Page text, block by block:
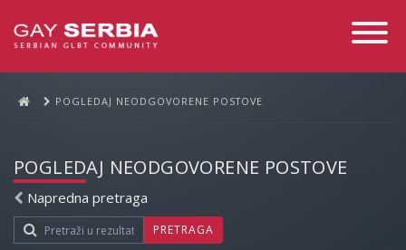
Toggle
POGLEDAJ NEODGOVORENE POSTOVE
POGLEDAJ NEODGOVORENE POSTOVE
Napredna pretraga
PRETRAGA